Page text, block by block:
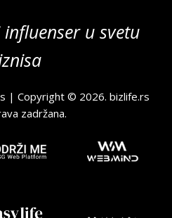
influenser u svetu
| Copyright © 2026.bizlife.rs
zadržana.